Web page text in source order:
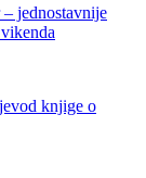
jednostavnije
knjige o